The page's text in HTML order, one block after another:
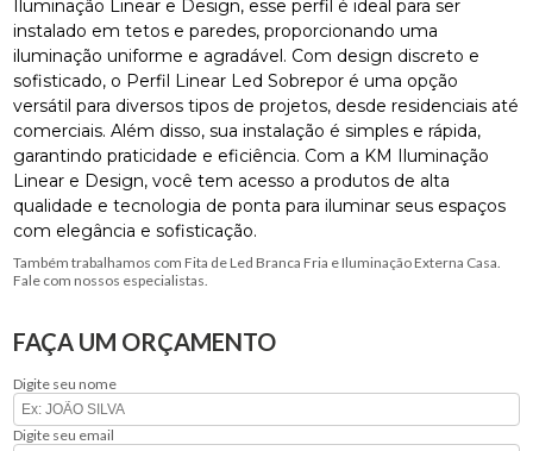
Iluminação Linear e Design, esse perfil é ideal para ser
instalado em tetos e paredes, proporcionando uma
iluminação uniforme e agradável. Com design discreto e
sofisticado, o Perfil Linear Led Sobrepor é uma opção
versátil para diversos tipos de projetos, desde residenciais até
comerciais. Além disso, sua instalação é simples e rápida,
garantindo praticidade e eficiência. Com a KM Iluminação
Linear e Design, você tem acesso a produtos de alta
qualidade e tecnologia de ponta para iluminar seus espaços
com elegância e sofisticação.
Também trabalhamos com Fita de Led Branca Fria e Iluminação Externa Casa.
Fale com nossos especialistas.
FAÇA UM ORÇAMENTO
Digite seu nome
Digite seu email